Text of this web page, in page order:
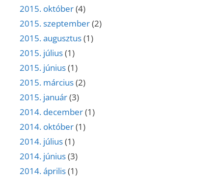
2015. október(4)
2015. szeptember(2)
2015. augusztus(1)
2015. július(1)
2015. június(1)
2015. március(2)
2015. január(3)
2014. december(1)
2014. október(1)
2014. július(1)
2014. június(3)
2014. április(1)